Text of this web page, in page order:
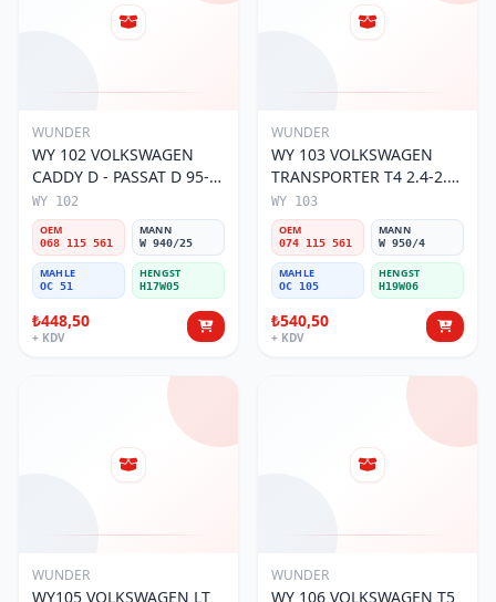
WUNDER
WY 102 VOLKSWAGEN
CADDY D - PASSAT D 95-
01 068 115 561 Yağ
Filtresi
WY 102
OEM
068 115 561
MANN
W 940/25
MAHLE
OC 51
HENGST
H17W05
₺448,50
+ KDV
WUNDER
WY 103 VOLKSWAGEN
TRANSPORTER T4 2.4-2.5
MOTOR 074 115 561 Yağ
Filtresi
WY 103
OEM
074 115 561
MANN
W 950/4
MAHLE
OC 105
HENGST
H19W06
₺540,50
+ KDV
WUNDER
WY105 VOLKSWAGEN LT
WUNDER
WY 106 VOLKSWAGEN T5